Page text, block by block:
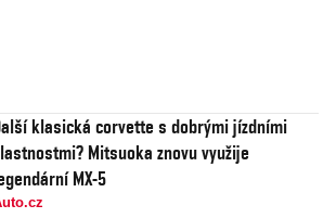
klasická corvette s dobrými jízdními
Mitsuoka znovu využije
MX-5